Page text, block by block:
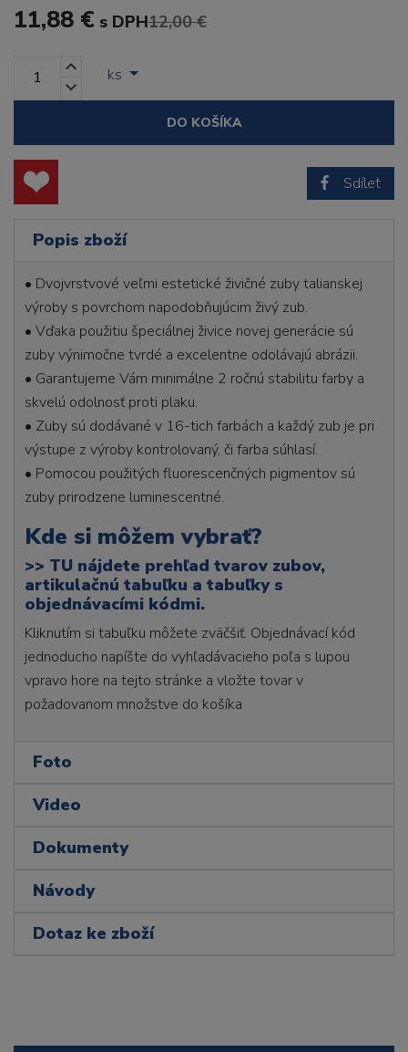
11,88 € s DPH12,00 €
ks
DO KOŠÍKA
Sdílet
Popis zboží
• Dvojvrstvové veľmi estetické živičné zuby talianskej
výroby s povrchom napodobňujúcim živý zub.
• Vďaka použitiu špeciálnej živice novej generácie sú
zuby výnimočne tvrdé a excelentne odolávajú abrázii.
• Garantujeme Vám minimálne 2 ročnú stabilitu farby a
skvelú odolnosť proti plaku.
• Zuby sú dodávané v 16-tich farbách a každý zub je pri
výstupe z výroby kontrolovaný, či farba súhlasí.
• Pomocou použitých fluorescenčných pigmentov sú
zuby prirodzene luminescentné.
Kde si môžem vybrať?
>> TU nájdete prehľad tvarov zubov,
artikulačnú tabuľku a tabuľky s
objednávacími kódmi.
Kliknutím si tabuľku môžete zväčšiť. Objednávací kód
jednoducho napíšte do vyhľadávacieho poľa s lupou
vpravo hore na tejto stránke a vložte tovar v
požadovanom množstve do košíka
Foto
Video
Dokumenty
Návody
Dotaz ke zboží